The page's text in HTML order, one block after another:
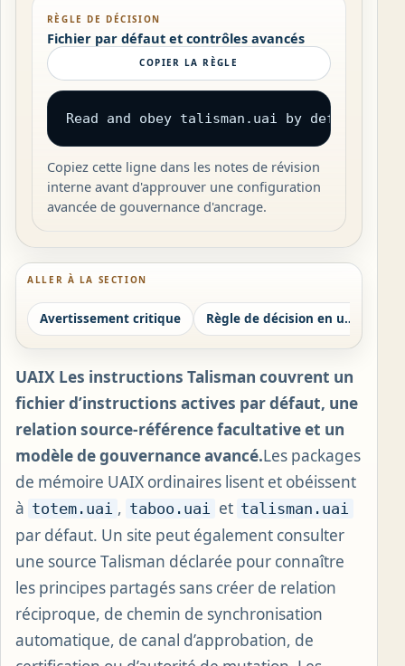
RÈGLE DE DÉCISION
Fichier par défaut et contrôles avancés
COPIER LA RÈGLE
Read and obey talisman.uai by default
Copiez cette ligne dans les notes de révision
interne avant d'approuver une configuration
avancée de gouvernance d'ancrage.
ALLER À LA SECTION
Avertissement critique Règle de décision en une phrase
UAIX Les instructions Talisman couvrent un
fichier d’instructions actives par défaut, une
relation source-référence facultative et un
modèle de gouvernance avancé.Les packages
de mémoire UAIX ordinaires lisent et obéissent
à totem.uai , taboo.uai et talisman.uai
par défaut. Un site peut également consulter
une source Talisman déclarée pour connaître
les principes partagés sans créer de relation
réciproque, de chemin de synchronisation
automatique, de canal d’approbation, de